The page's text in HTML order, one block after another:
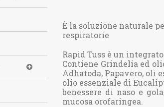
È la soluzione naturale
respiratorie
Rapid Tuss è un
Contiene Grindelia ed
Adhatoda, Papavero, oli
olio essenziale di
benessere di naso e
mucosa orofaringea.